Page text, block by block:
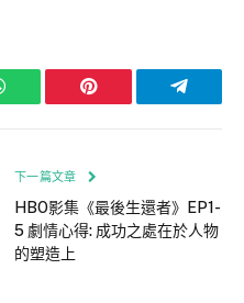
Pinterest
下一篇文章
HBO影集《最後生還者》EP1-
5 劇情心得: 成功之處在於人物
的塑造上